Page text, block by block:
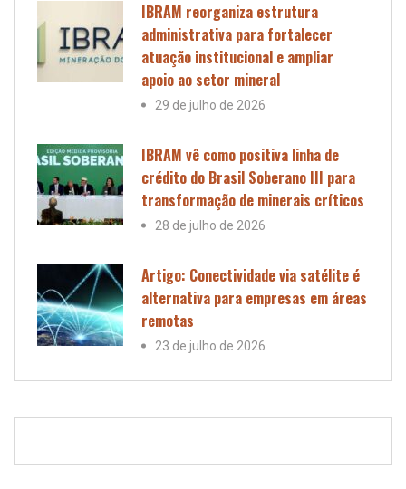
IBRAM reorganiza estrutura
administrativa para fortalecer
atuação institucional e ampliar
apoio ao setor mineral
29 de julho de 2026
IBRAM vê como positiva linha de
crédito do Brasil Soberano III para
transformação de minerais críticos
28 de julho de 2026
Artigo: Conectividade via satélite é
alternativa para empresas em áreas
remotas
23 de julho de 2026